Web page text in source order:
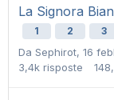
La Signora
1 2 3
Da Sephirot, 16
3,4k risposte